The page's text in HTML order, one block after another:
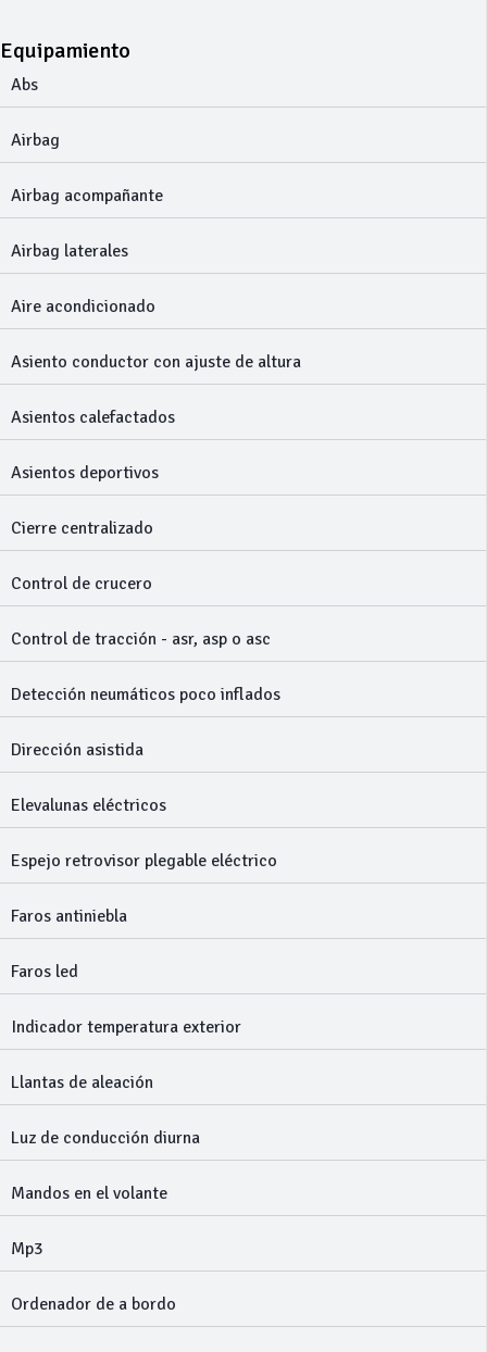
Equipamiento
Abs
Airbag
Airbag acompañante
Airbag laterales
Aire acondicionado
Asiento conductor con ajuste de altura
Asientos calefactados
Asientos deportivos
Cierre centralizado
Control de crucero
Control de tracción - asr, asp o asc
Detección neumáticos poco inflados
Dirección asistida
Elevalunas eléctricos
Espejo retrovisor plegable eléctrico
Faros antiniebla
Faros led
Indicador temperatura exterior
Llantas de aleación
Luz de conducción diurna
Mandos en el volante
Mp3
Ordenador de a bordo